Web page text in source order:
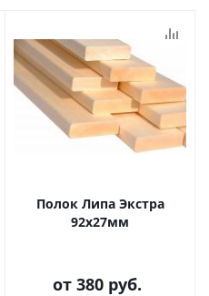
Полок Липа Экстра
92х27мм
от 380 руб.